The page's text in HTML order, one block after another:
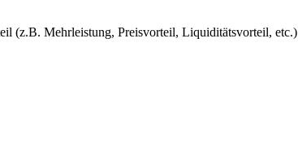
(z.B. Mehrleistung, Preisvorteil, Liquiditätsvorteil, etc.)